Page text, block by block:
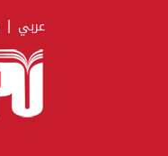
| عربي